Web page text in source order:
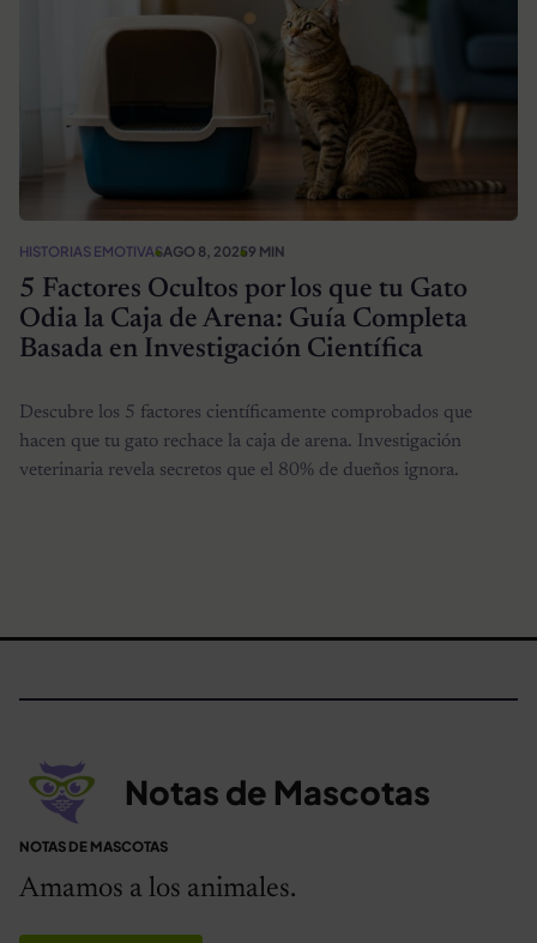
HISTORIAS EMOTIVASAGO 8, 20259 MIN
5 Factores Ocultos por los que tu Gato
Odia la Caja de Arena: Guía Completa
Basada en Investigación Científica
Descubre los 5 factores científicamente comprobados que
hacen que tu gato rechace la caja de arena. Investigación
veterinaria revela secretos que el 80% de dueños ignora.
Notas de Mascotas
NOTAS DE MASCOTAS
Amamos a los animales.